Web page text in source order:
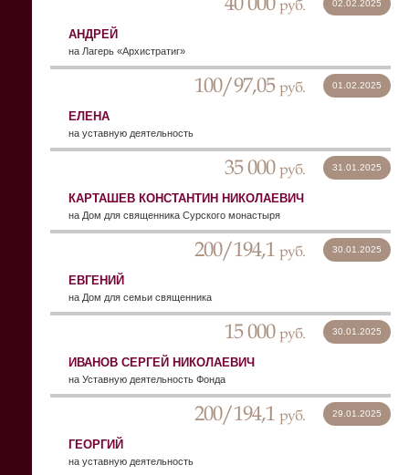
руб. 02.02.2025
АНДРЕЙ
на Лагерь «Архистратиг»
100/97,05 руб. 01.02.2025
ЕЛЕНА
на уставную деятельность
35 000 руб. 31.01.2025
КАРТАШЕВ КОНСТАНТИН НИКОЛАЕВИЧ
на Дом для священника Сурского монастыря
200/194,1 руб. 30.01.2025
ЕВГЕНИЙ
на Дом для семьи священника
15 000 руб. 30.01.2025
ИВАНОВ СЕРГЕЙ НИКОЛАЕВИЧ
на Уставную деятельность Фонда
200/194,1 руб. 29.01.2025
ГЕОРГИЙ
на уставную деятельность